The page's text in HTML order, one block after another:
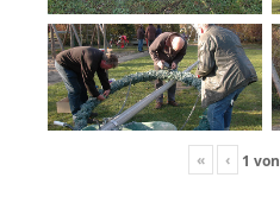
« ‹ 1 von